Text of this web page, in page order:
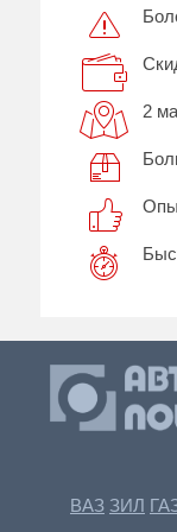
2
ВАЗ ЗИЛ